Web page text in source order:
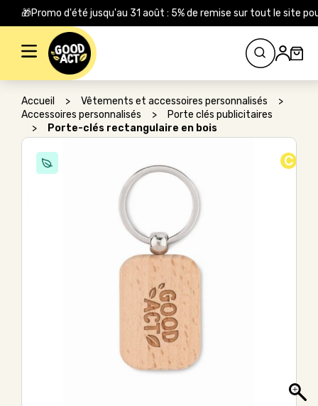
🎁Promo d'été jusqu'au 31 août : 5% de remise sur tout le site
Rechercher :
Accueil > Vêtements et accessoires personnalisés
>
Accessoires personnalisés
>
Porte clés publicitaires
>
Porte-clés rectangulaire en bois
C